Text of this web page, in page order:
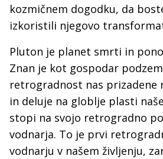
kozmičnem dogodku, da
izkoristili njegovo
Pluton je planet smrti in
Znan je kot gospodar
retrogradnost nas prizadene
in deluje na globlje plasti
stopi na svojo retrogradno
vodnarja. To je prvi
vodnarju v našem življenju,